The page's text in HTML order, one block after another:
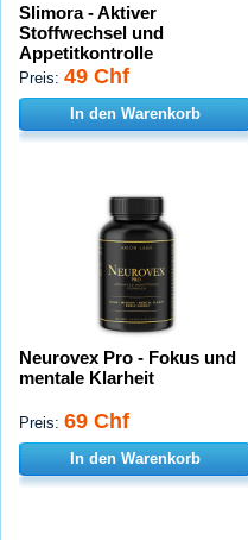
Slimora - Aktiver
Stoffwechsel und
Appetitkontrolle
Preis: 49 Chf
In den Warenkorb
Neurovex Pro - Fokus und
mentale Klarheit
Preis: 69 Chf
In den Warenkorb